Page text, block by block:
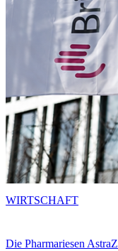
Die Pharmariesen
WIRTSCHAFT